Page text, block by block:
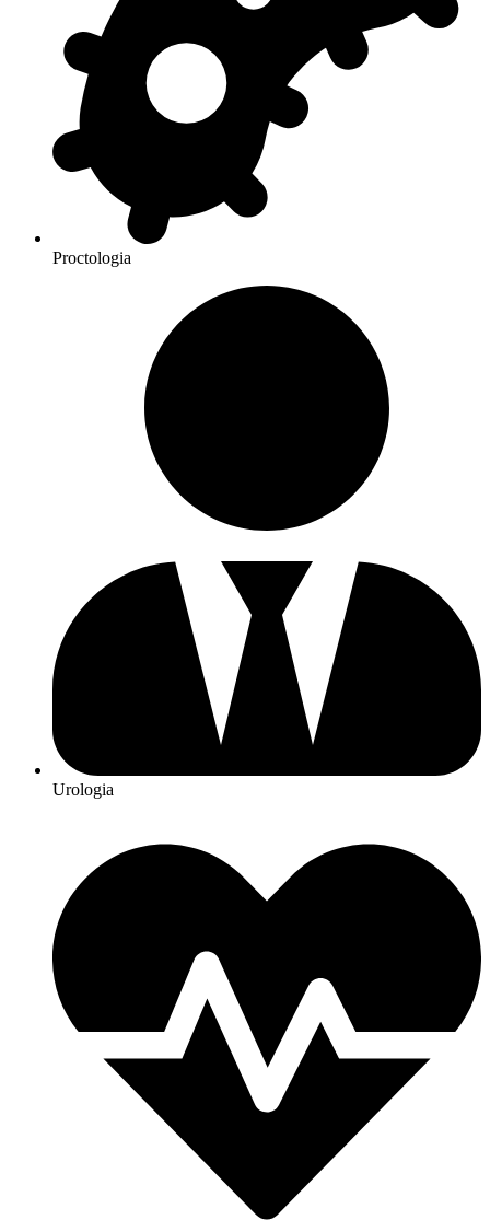
Proctologia
Urologia